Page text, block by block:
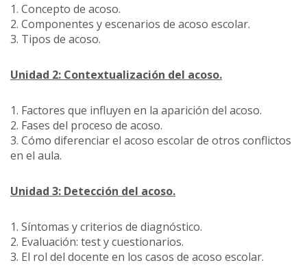
1. Concepto de acoso.
2. Componentes y escenarios de acoso escolar.
3. Tipos de acoso.
Unidad 2: Contextualización del acoso.
1. Factores que influyen en la aparición del acoso.
2. Fases del proceso de acoso.
3. Cómo diferenciar el acoso escolar de otros conflictos
en el aula.
Unidad 3: Detección del acoso.
1. Síntomas y criterios de diagnóstico.
2. Evaluación: test y cuestionarios.
3. El rol del docente en los casos de acoso escolar.